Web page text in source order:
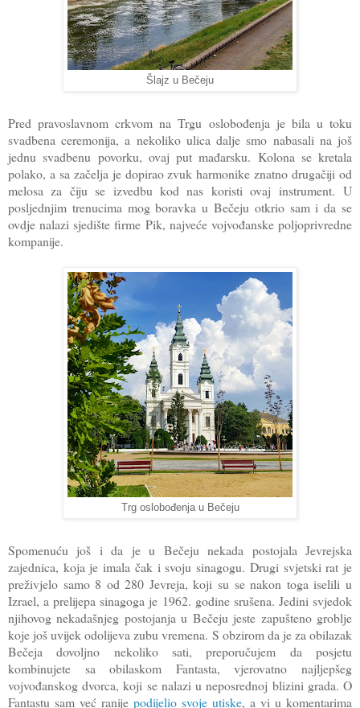
Šlajz u Bečeju
Pred pravoslavnom crkvom na Trgu oslobođenja je bila u toku
svadbena ceremonija, a nekoliko ulica dalje smo nabasali na još
jednu svadbenu povorku, ovaj put mađarsku. Kolona se kretala
polako, a sa začelja je dopirao zvuk harmonike znatno drugačiji od
melosa za čiju se izvedbu kod nas koristi ovaj instrument. U
posljednjim trenucima mog boravka u Bečeju otkrio sam i da se
ovdje nalazi sjedište firme Pik, najveće vojvođanske poljoprivredne
kompanije.
Trg oslobođenja u Bečeju
Spomenuću još i da je u Bečeju nekada postojala Jevrejska
zajednica, koja je imala čak i svoju sinagogu. Drugi svjetski rat je
preživjelo samo 8 od 280 Jevreja, koji su se nakon toga iselili u
Izrael, a prelijepa sinagoga je 1962. godine srušena. Jedini svjedok
njihovog nekadašnjeg postojanja u Bečeju jeste zapušteno groblje
koje još uvijek odolijeva zubu vremena. S obzirom da je za obilazak
Bečeja dovoljno nekoliko sati, preporučujem da posjetu
kombinujete sa obilaskom Fantasta, vjerovatno najljepšeg
vojvođanskog dvorca, koji se nalazi u neposrednoj blizini grada. O
Fantastu sam već ranije podijelio svoje utiske, a vi u komentarima